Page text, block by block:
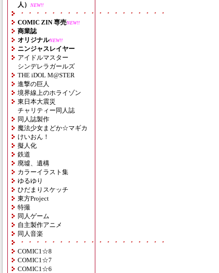
人）
NEW!!
・・・・・・・・・・・・・・・・・・・
COMIC ZIN 専売NEW!!
商業誌
オリジナルNEW!!
ニンジャスレイヤー
アイドルマスター
シンデレラガールズ
THE iDOL M@STER
進撃の巨人
境界線上のホライゾン
東日本大震災
チャリティー同人誌
同人誌製作
魔法少女まどか☆マギカ
けいおん！
擬人化
鉄道
廃墟、遺構
カラーイラスト集
ゆるゆり
ひだまりスケッチ
東方Project
特撮
同人ゲーム
自主製作アニメ
同人音楽
・・・・・・・・・・・・・・・・・・・
COMIC1☆8
COMIC1☆7
COMIC1☆6